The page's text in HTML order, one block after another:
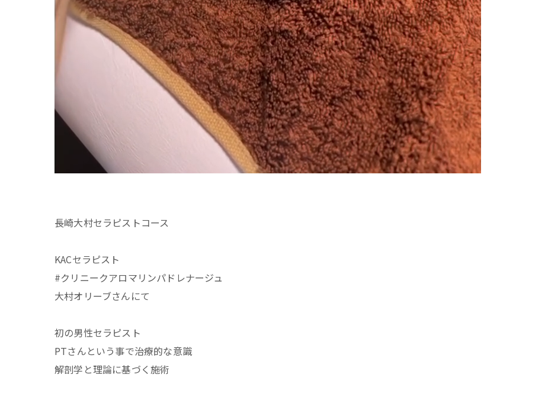
長崎大村セラピストコース
KACセラピスト
#クリニークアロマリンパドレナージュ
大村オリーブさんにて
初の男性セラピスト
PTさんという事で治療的な意識
解剖学と理論に基づく施術